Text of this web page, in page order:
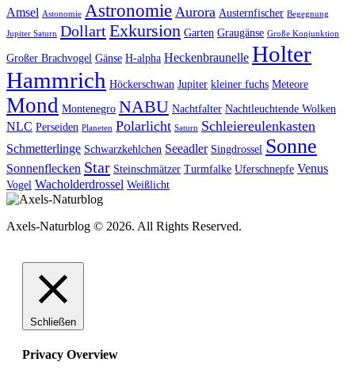
Amsel Astonomie Astronomie Aurora Austernfischer Begegnung
Jupiter Saturn DollartExkursion Garten Graugänse Große Konjunktion
Großer Brachvogel Gänse H-alpha Heckenbraunelle Holter
Hammrich Höckerschwan Jupiter kleiner fuchs Meteore
Mond Montenegro NABU Nachtfalter Nachtleuchtende Wolken
NLC Perseiden Planeten Polarlicht Saturn Schleiereulenkasten
Schmetterlinge Schwarzkehlchen Seeadler Singdrossel Sonne
Sonnenflecken Star Steinschmätzer Turmfalke Uferschnepfe Venus
Vogel Wacholderdrossel Weißlicht
Axels-Naturblog © 2026. All Rights Reserved.
Schließen
Privacy Overview